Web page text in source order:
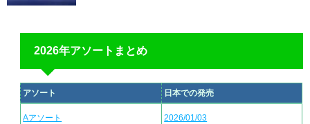
2026年アソートまとめ
アソート 日本での発売
Aアソート 2026/01/03